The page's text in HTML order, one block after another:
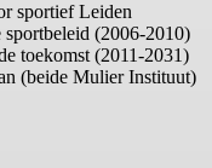
sportief Leiden
sportbeleid (2006-2010)
toekomst (2011-2031)
(beide Mulier Instituut)